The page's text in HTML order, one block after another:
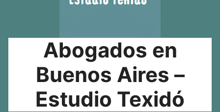
Abogados en
Buenos Aires –
Estudio Texidó